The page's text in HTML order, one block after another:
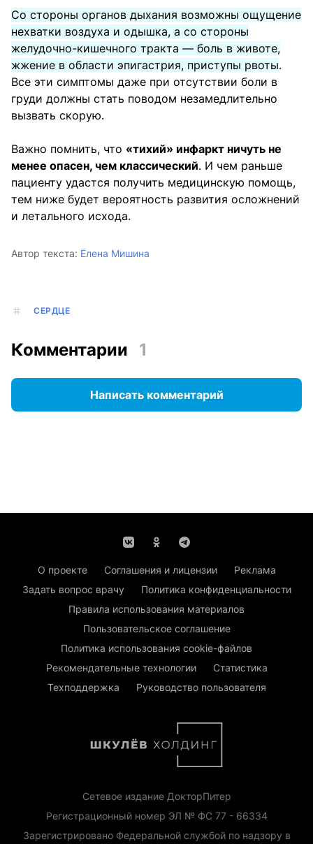
Со стороны органов дыхания возможны ощущение
нехватки воздуха и одышка, а со стороны
желудочно-кишечного тракта — боль в животе,
жжение в области эпигастрия, приступы рвоты.
Все эти симптомы даже при отсутствии боли в
груди должны стать поводом незамедлительно
вызвать скорую.
Важно помнить, что «тихий» инфаркт ничуть не
менее опасен, чем классический. И чем раньше
пациенту удастся получить медицинскую помощь,
тем ниже будет вероятность развития осложнений
и летального исхода.
Автор текста: Елена Мишина
СЕРДЦЕ
Комментарии 1
Написать комментарий
О проекте Соглашения и лицензии
Реклама
Задать вопрос врачу
Политика конфиденциальности
Правила использования материалов
Пользовательское соглашение
Политика использования cookie-файлов
Рекомендательные технологии
Статистика
Техподдержка
Руководство пользователя
Сетевое издание ДокторПитер
Регистрационный номер ЭЛ № ФС 77 - 66334
Зарегистрировано Федеральной службой по надзору в